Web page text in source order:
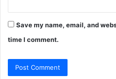
Save my name, email, and
time I comment.